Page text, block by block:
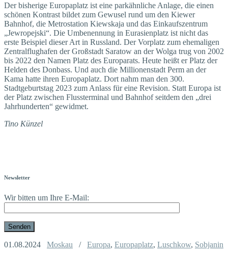
Der bisherige Europaplatz ist eine parkähnliche Anlage, die einen
schönen Kontrast bildet zum Gewusel rund um den Kiewer
Bahnhof, die Metrostation Kiewskaja und das Einkaufszentrum
„Jewropejski“. Die Umbenennung in Eurasienplatz ist nicht das
erste Beispiel dieser Art in Russland. Der Vorplatz zum ehemaligen
Zentralflughafen der Großstadt Saratow an der Wolga trug von 2002
bis 2022 den Namen Platz des Europarats. Heute heißt er Platz der
Helden des Donbass. Und auch die Millionenstadt Perm an der
Kama hatte ihren Europa­platz. Dort nahm man den 300.
Stadtgeburtstag 2023 zum Anlass für eine Revision. Statt Europa ist
der Platz zwischen Flussterminal und Bahnhof seitdem den „drei
Jahrhunderten“ gewidmet.
Tino Künzel
Newsletter
Wir bitten um Ihre E-Mail:
01.08.2024 Moskau / Europa, Europaplatz, Luschkow, Sobjanin